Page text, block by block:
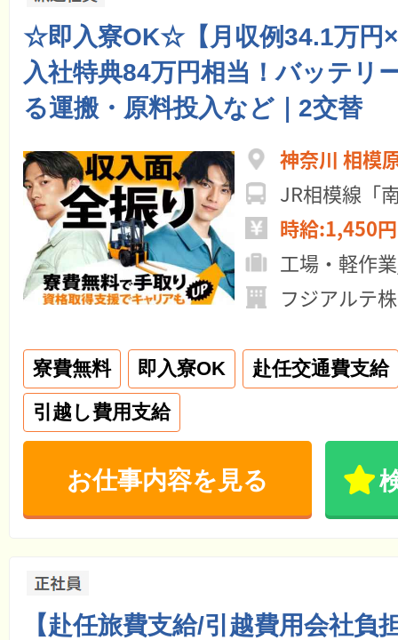
☆即入寮OK☆【月収例34.1万円
入社特典84万円相当！バッテリ
る運搬・原料投入など｜2交替
神奈川 相模
時給:1,450
工場・軽作
フジアルテ
寮費無料 即入寮OK
赴任交通費支給
引越し費用支給
お仕事内容を見る
【赴任旅費支給/引越費用会社